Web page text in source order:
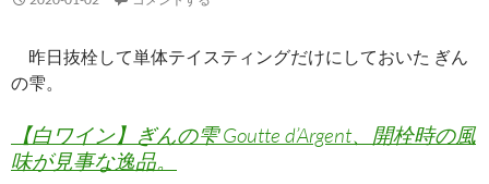
昨日抜栓して単体テイスティングだけにしておいた ぎん
の雫。
【白ワイン】ぎんの雫 Goutte d’Argent、開栓時の風
味が見事な逸品。